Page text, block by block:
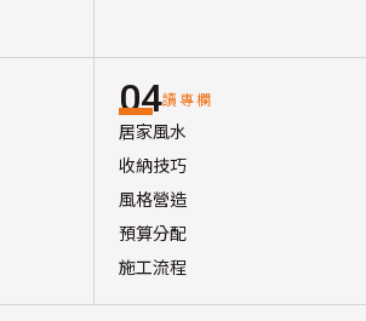
04讀專欄
居家風水
收納技巧
風格營造
預算分配
施工流程